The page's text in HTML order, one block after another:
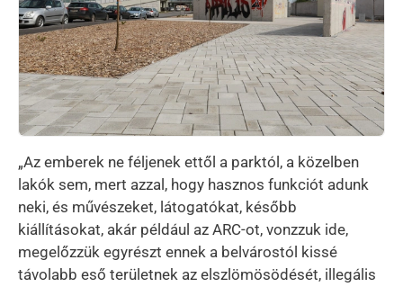
„Az emberek ne féljenek ettől a parktól, a közelben
lakók sem, mert azzal, hogy hasznos funkciót adunk
neki, és művészeket, látogatókat, később
kiállításokat, akár például az ARC-ot, vonzzuk ide,
megelőzzük egyrészt ennek a belvárostól kissé
távolabb eső területnek az elszlömösödését, illegális